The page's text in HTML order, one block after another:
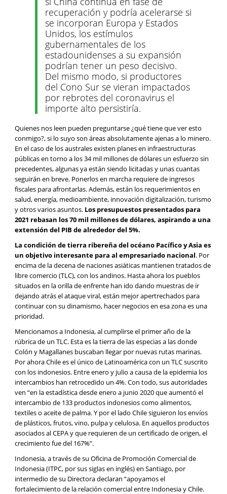
recuperación y podría acelerarse si
se incorporan Europa y Estados
Unidos, los estímulos
gubernamentales de los
estadounidenses a su expansión
podrían tener un peso decisivo.
Del mismo modo, si productores
del Cono Sur se vieran impactados
por rebrotes del coronavirus el
importe alto persistiría.
Quienes nos leen pueden preguntarse ¿qué tiene que ver esto
conmigo?, si lo suyo son áreas absolutamente ajenas a lo minero.
En el caso de los australes existen planes en infraestructuras
públicas en torno a los 34 mil millones de dólares un esfuerzo sin
precedentes, algunas ya están siendo licitadas y unas cuantas
seguirán en breve. Ponerlos en marcha requiere de ingresos
fiscales para afrontarlas. Además, están los requerimientos en
salud, energía, medioambiente, innovación digitalización, turismo
y otros varios asuntos. Los presupuestos presentados para
2021 rebasan los 70 mil millones de dólares, aspirando a una
extensión del PIB de alrededor del 5%.
La condición de tierra ribereña del océano Pacífico y Asia es
un objetivo interesante para al empresariado nacional. Por
encima de la decena de naciones asiáticas mantienen tratados de
libre comercio (TLC), con los andinos. Hasta ahora los pueblos
situados en la orilla de enfrente han ido dando muestras de ir
dejando atrás el ataque viral, están mejor apertrechados para
continuar con su dinamismo, hacer negocios en esa zona es una
prioridad.
Mencionamos a Indonesia, al cumplirse el primer año de la
rúbrica de un TLC. Esta es la tierra de las especias a las donde
Colón y Magallanes buscaban llegar por nuevas rutas marinas.
Por ahora Chile es el único de Latinoamérica con un TLC suscrito
con los indonesios. Entre enero y julio a causa de la epidemia los
intercambios han retrocedido un 4%. Con todo, sus autoridades
ven “en la estadística desde enero a junio 2020 que aumentó el
intercambio de 133 productos indonesios como alimentos,
textiles o aceite de palma. Y por el lado Chile siguieron los envíos
de plásticos, frutos, vino, pulpa y celulosa. En aquellos productos
asociados al CEPA y que requieren de un certificado de origen, el
crecimiento fue del 167%”.
Indonesia, a través de su Oficina de Promoción Comercial de
Indonesia (ITPC, por sus siglas en inglés) en Santiago, por
intermedio de su Directora declaran “apoyamos el
fortalecimiento de la relación comercial entre Indonesia y Chile.